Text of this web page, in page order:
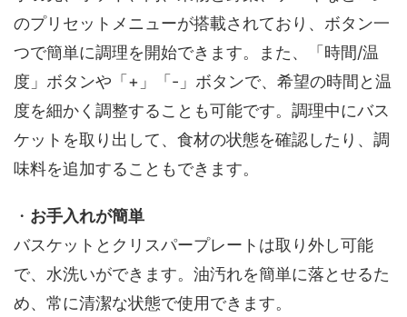
のプリセットメニューが搭載されており、ボタン一
つで簡単に調理を開始できます。また、「時間/温
度」ボタンや「+」「-」ボタンで、希望の時間と温
度を細かく調整することも可能です。調理中にバス
ケットを取り出して、食材の状態を確認したり、調
味料を追加することもできます。
・ お手入れが簡単
バスケットとクリスパープレートは取り外し可能
で、水洗いができます。油汚れを簡単に落とせるた
め、常に清潔な状態で使用できます。